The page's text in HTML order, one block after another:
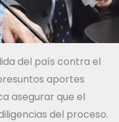
del país contra el
aportes
asegurar que el
del proceso.